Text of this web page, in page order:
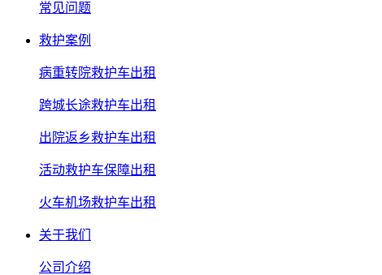
常见问题
救护案例
病重转院救护车出租
跨城长途救护车出租
出院返乡救护车出租
活动救护车保障出租
火车机场救护车出租
关于我们
公司介绍